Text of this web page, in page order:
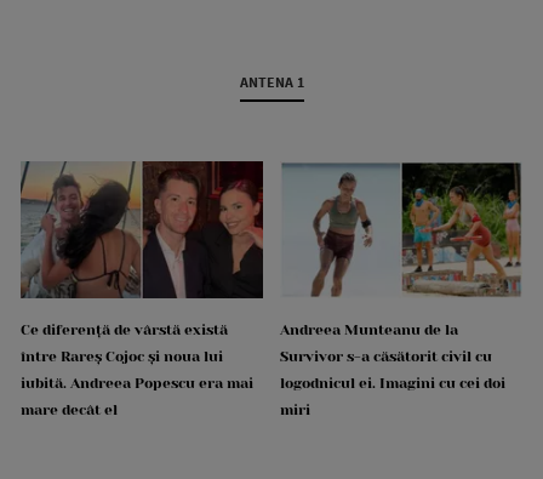
ANTENA 1
Ce diferență de vârstă există
între Rareș Cojoc și noua lui
iubită. Andreea Popescu era mai
mare decât el
Andreea Munteanu de la
Survivor s-a căsătorit civil cu
logodnicul ei. Imagini cu cei doi
miri